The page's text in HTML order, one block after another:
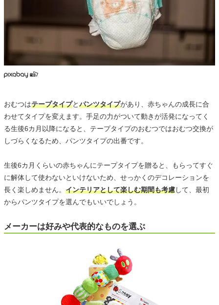
おむつはテープタイプとパンツタイプがあり、赤ちゃんの成長に合
わせてタイプを変えます。手足の力がついて動きが活発になってく
る生後6カ月以降になると、テープタイプのおむつではおむつ交換が
しづらくなるため、パンツタイプの出番です。
生後6カ月くらいの赤ちゃんにテープタイプを贈ると、もらってすぐ
に解体して使わないといけないため、せっかくのデコレーションを
長く楽しめません。 インテリアとして楽しむ期間も考慮して、最初
からパンツタイプを選んでもいいでしょう。
メーカーは好みや代表的なものを選ぶ